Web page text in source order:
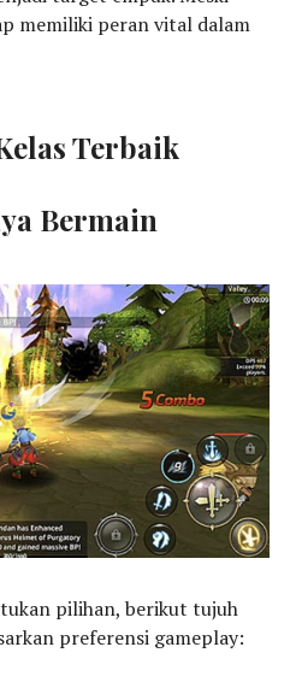
memiliki peran vital dalam
Terbaik
Bermain
pilihan, berikut tujuh
preferensi gameplay: